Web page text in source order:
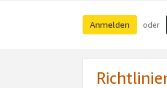
Anmelden oder